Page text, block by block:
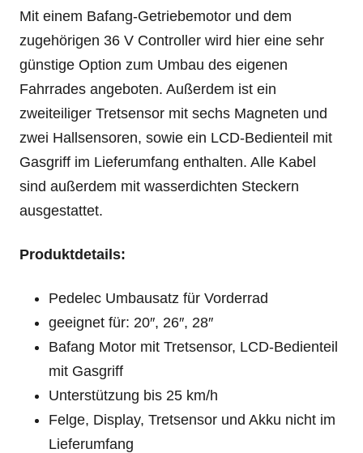
Mit einem Bafang-Getriebemotor und dem
zugehörigen 36 V Controller wird hier eine sehr
günstige Option zum Umbau des eigenen
Fahrrades angeboten. Außerdem ist ein
zweiteiliger Tretsensor mit sechs Magneten und
zwei Hallsensoren, sowie ein LCD-Bedienteil mit
Gasgriff im Lieferumfang enthalten. Alle Kabel
sind außerdem mit wasserdichten Steckern
ausgestattet.
Produktdetails:
Pedelec Umbausatz für Vorderrad
geeignet für: 20″, 26″, 28″
Bafang Motor mit Tretsensor, LCD-Bedienteil
mit Gasgriff
Unterstützung bis 25 km/h
Felge, Display, Tretsensor und Akku nicht im
Lieferumfang